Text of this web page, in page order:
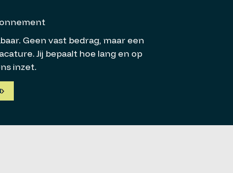
Geen vast bedrag, maar een
Jij bepaalt hoe lang en op
inzet.